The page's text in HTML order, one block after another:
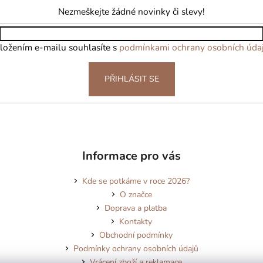
Nezmeškejte žádné novinky či slevy!
e-mailu souhlasíte s podmínkami ochrany osobních
PŘIHLÁSIT SE
Informace pro vás
Kde se potkáme v roce 2026?
O značce
Doprava a platba
Kontakty
Obchodní podmínky
Podmínky ochrany osobních údajů